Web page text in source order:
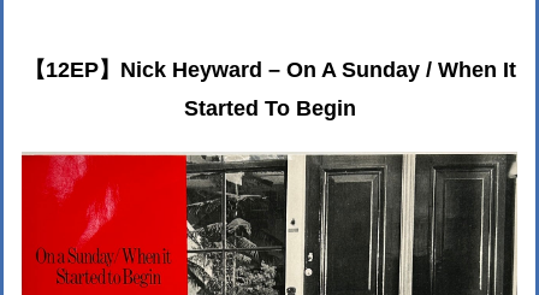
【12EP】Nick Heyward – On A Sunday / When It
Started To Begin